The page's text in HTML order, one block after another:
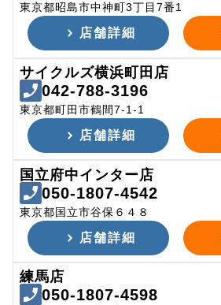
東京都昭島市中神町3丁目7番1
店舗詳細
サイクルズ横浜町田店
042-788-3196
東京都町田市鶴間7-1-1
店舗詳細
国立府中インター店
050-1807-4542
東京都国立市谷保６４８
店舗詳細
練馬店
050-1807-4598